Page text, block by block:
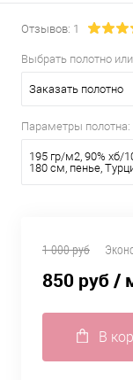
Отзывов: 1
Выбрать полотно
Заказать полотно
Параметры полотна:
195 гр/м2, 90% хб/
180 см, пенье,
1 000 руб
850 руб/
В